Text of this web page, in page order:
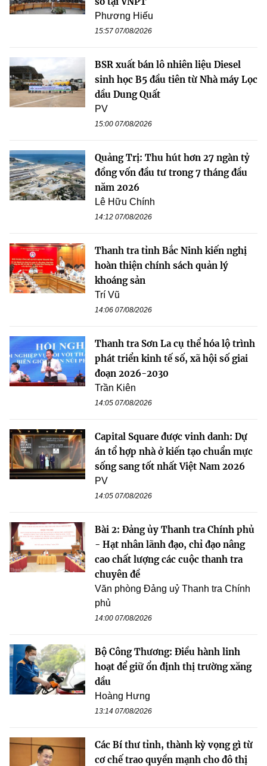
Phương Hiếu
15:57 07/08/2026
BSR xuất bán lô nhiên liệu Diesel
sinh học B5 đầu tiên từ Nhà máy Lọc
dầu Dung Quất
PV
15:00 07/08/2026
Quảng Trị: Thu hút hơn 27 ngàn tỷ
đồng vốn đầu tư trong 7 tháng đầu
năm 2026
Lê Hữu Chính
14:12 07/08/2026
Thanh tra tỉnh Bắc Ninh kiến nghị
hoàn thiện chính sách quản lý
khoáng sản
Trí Vũ
14:06 07/08/2026
Thanh tra Sơn La cụ thể hóa lộ trình
phát triển kinh tế số, xã hội số giai
đoạn 2026-2030
Trần Kiên
14:05 07/08/2026
Capital Square được vinh danh: Dự
án tổ hợp nhà ở kiến tạo chuẩn mực
sống sang tốt nhất Việt Nam 2026
PV
14:05 07/08/2026
Bài 2: Đảng ủy Thanh tra Chính phủ
- Hạt nhân lãnh đạo, chỉ đạo nâng
cao chất lượng các cuộc thanh tra
chuyên đề
Văn phòng Đảng uỷ Thanh tra Chính
phủ
14:00 07/08/2026
Bộ Công Thương: Điều hành linh
hoạt để giữ ổn định thị trường xăng
dầu
Hoàng Hưng
13:14 07/08/2026
Các Bí thư tỉnh, thành kỳ vọng gì từ
cơ chế trao quyền mạnh cho đô thị